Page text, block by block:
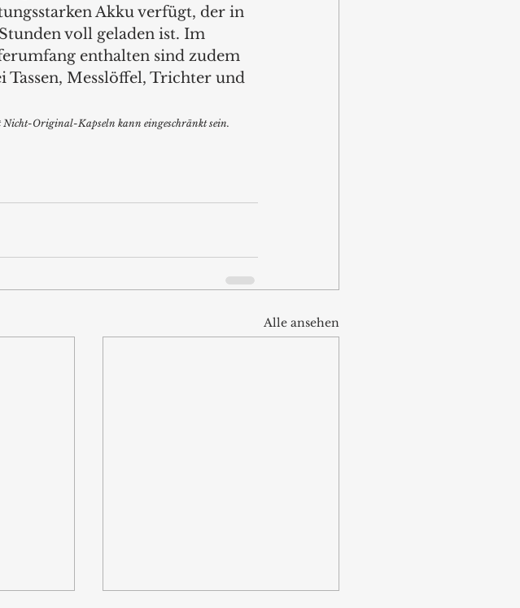
Akku verfügt, der in
voll geladen ist. Im
enthalten sind zudem
Tassen, Messlöffel, Trichter und
Original-Kapseln kann eingeschränkt sein.
Alle ansehen